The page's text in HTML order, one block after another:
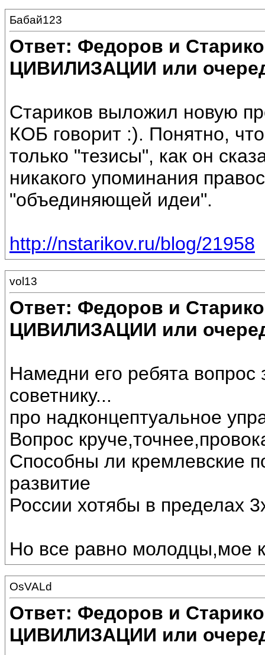
Бабай123
Ответ: Федоров и
ЦИВИЛИЗАЦИИ или
Стариков выложил новую
КОБ говорит :). Понятно,
только "тезисы", как он
никакого упоминания
"объединяющей идеи".
http://nstarikov.ru/blog/21958
vol13
Ответ: Федоров и
ЦИВИЛИЗАЦИИ или
Намедни его ребята
советнику...
про надконцептуальное
Вопрос
Способны ли кремлевские
развитие
России хотябы в пределах
Но все равно молодцы,мое
OsVALd
Ответ: Федоров и
ЦИВИЛИЗАЦИИ или